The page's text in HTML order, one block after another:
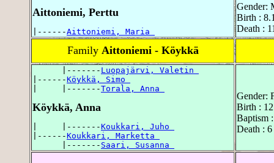
Aittoniemi, Perttu
|------Aittoniemi, Maria
Gender:
Birth :
Death :
Family Aittoniemi - Köykkä
      |-------
Luopajärvi, Valetin
|------Köykkä, Simo
|     |-------Torala, Anna
Köykkä, Anna
|     |-------Koukkari, Juho
|------Koukkari, Marketta
      |-------
Saari, Susanna
Gender:
Birth :
Baptism
Death :